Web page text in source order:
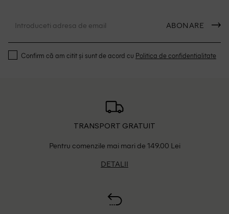
ABONARE
Confirm că am citit și sunt de acord cu Politica de confidentialitate
TRANSPORT GRATUIT
Pentru comenzile mai mari de 149.00 Lei
DETALII